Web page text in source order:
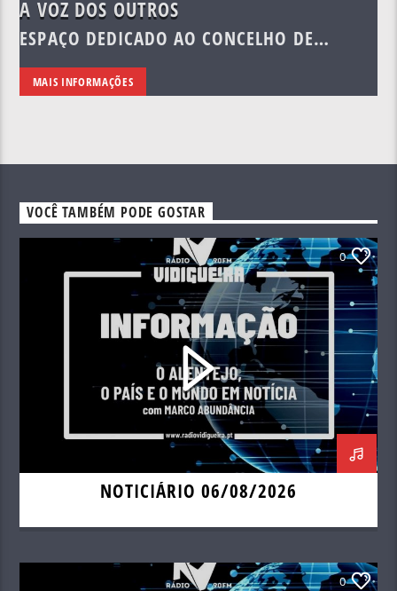
A VOZ DOS OUTROS
ESPAÇO DEDICADO AO CONCELHO DE
MAIS INFORMAÇÕES
VOCÊ TAMBÉM PODE GOSTAR
0
NOTICIÁRIO 06/08/2026
0